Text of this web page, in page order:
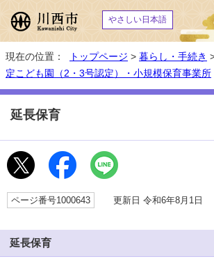
やさしい日本語
現在の位置： トップページ > 暮らし・手続き
定こども園（2・3号認定）・小規模保育事業所
延長保育
ページ番号1000643 更新日 令和6年8月1日
延長保育